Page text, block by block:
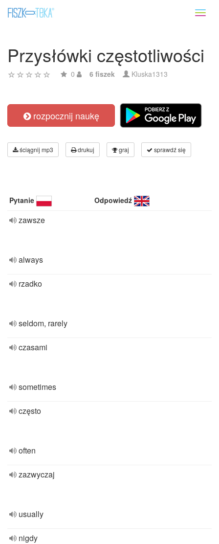
Przysłówki częstotliwości
0 6 fiszek Kluska1313
rozpocznij naukę
ściągnij mp3 drukuj graj sprawdź się
Pytanie Odpowiedź
zawsze
always
rzadko
seldom, rarely
czasami
sometimes
często
often
zazwyczaj
usually
nigdy